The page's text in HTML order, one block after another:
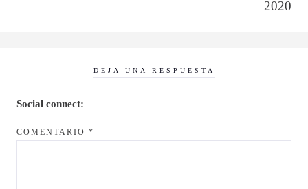
2020
DEJA UNA RESPUESTA
Social connect:
COMENTARIO *